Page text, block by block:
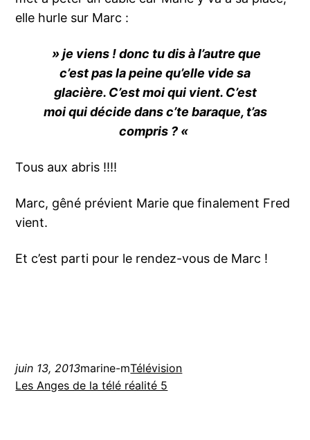
elle hurle sur Marc :
» je viens ! donc tu dis à l’autre que
c’est pas la peine qu’elle vide sa
glacière. C’est moi qui vient. C’est
moi qui décide dans c’te baraque, t’as
compris ? «
Tous aux abris !!!!
Marc, gêné prévient Marie que finalement Fred
vient.
Et c’est parti pour le rendez-vous de Marc !
juin 13, 2013marine-mTélévision
Les Anges de la télé réalité 5